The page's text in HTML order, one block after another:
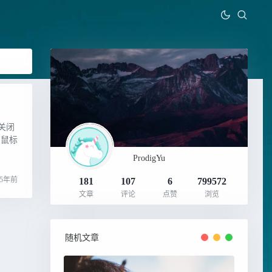
闭
标
5年前
ProdigYu
181
文章
107
评论
6
点赞
799572
浏览
随机文章